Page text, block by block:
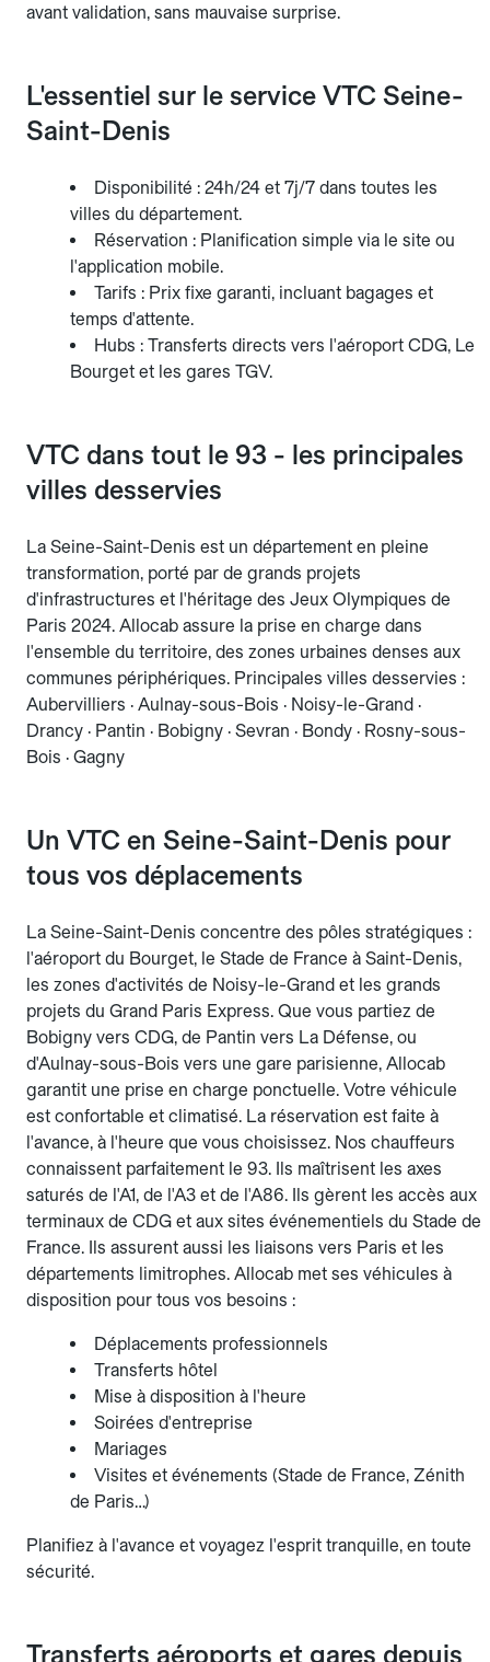
avant validation, sans mauvaise surprise.
L'essentiel sur le service VTC Seine-
Saint-Denis
Disponibilité : 24h/24 et 7j/7 dans toutes les
villes du département.
Réservation : Planification simple via le site ou
l'application mobile.
Tarifs : Prix fixe garanti, incluant bagages et
temps d'attente.
Hubs : Transferts directs vers l'aéroport CDG, Le
Bourget et les gares TGV.
VTC dans tout le 93 - les principales
villes desservies
La Seine-Saint-Denis est un département en pleine
transformation, porté par de grands projets
d'infrastructures et l'héritage des Jeux Olympiques de
Paris 2024. Allocab assure la prise en charge dans
l'ensemble du territoire, des zones urbaines denses aux
communes périphériques. Principales villes desservies :
Aubervilliers · Aulnay-sous-Bois · Noisy-le-Grand ·
Drancy · Pantin · Bobigny · Sevran · Bondy · Rosny-sous-
Bois · Gagny
Un VTC en Seine-Saint-Denis pour
tous vos déplacements
La Seine-Saint-Denis concentre des pôles stratégiques :
l'aéroport du Bourget, le Stade de France à Saint-Denis,
les zones d'activités de Noisy-le-Grand et les grands
projets du Grand Paris Express. Que vous partiez de
Bobigny vers CDG, de Pantin vers La Défense, ou
d'Aulnay-sous-Bois vers une gare parisienne, Allocab
garantit une prise en charge ponctuelle. Votre véhicule
est confortable et climatisé. La réservation est faite à
l'avance, à l'heure que vous choisissez. Nos chauffeurs
connaissent parfaitement le 93. Ils maîtrisent les axes
saturés de l'A1, de l'A3 et de l'A86. Ils gèrent les accès aux
terminaux de CDG et aux sites événementiels du Stade de
France. Ils assurent aussi les liaisons vers Paris et les
départements limitrophes. Allocab met ses véhicules à
disposition pour tous vos besoins :
Déplacements professionnels
Transferts hôtel
Mise à disposition à l'heure
Soirées d'entreprise
Mariages
Visites et événements (Stade de France, Zénith
de Paris…)
Planifiez à l'avance et voyagez l'esprit tranquille, en toute
sécurité.
Transferts aéroports et gares depuis